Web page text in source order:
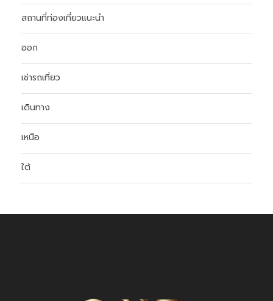
สถานที่ท่องเที่ยวแนะนำ
ออก
เช่ารถเที่ยว
เดินทาง
เหนือ
ใต้